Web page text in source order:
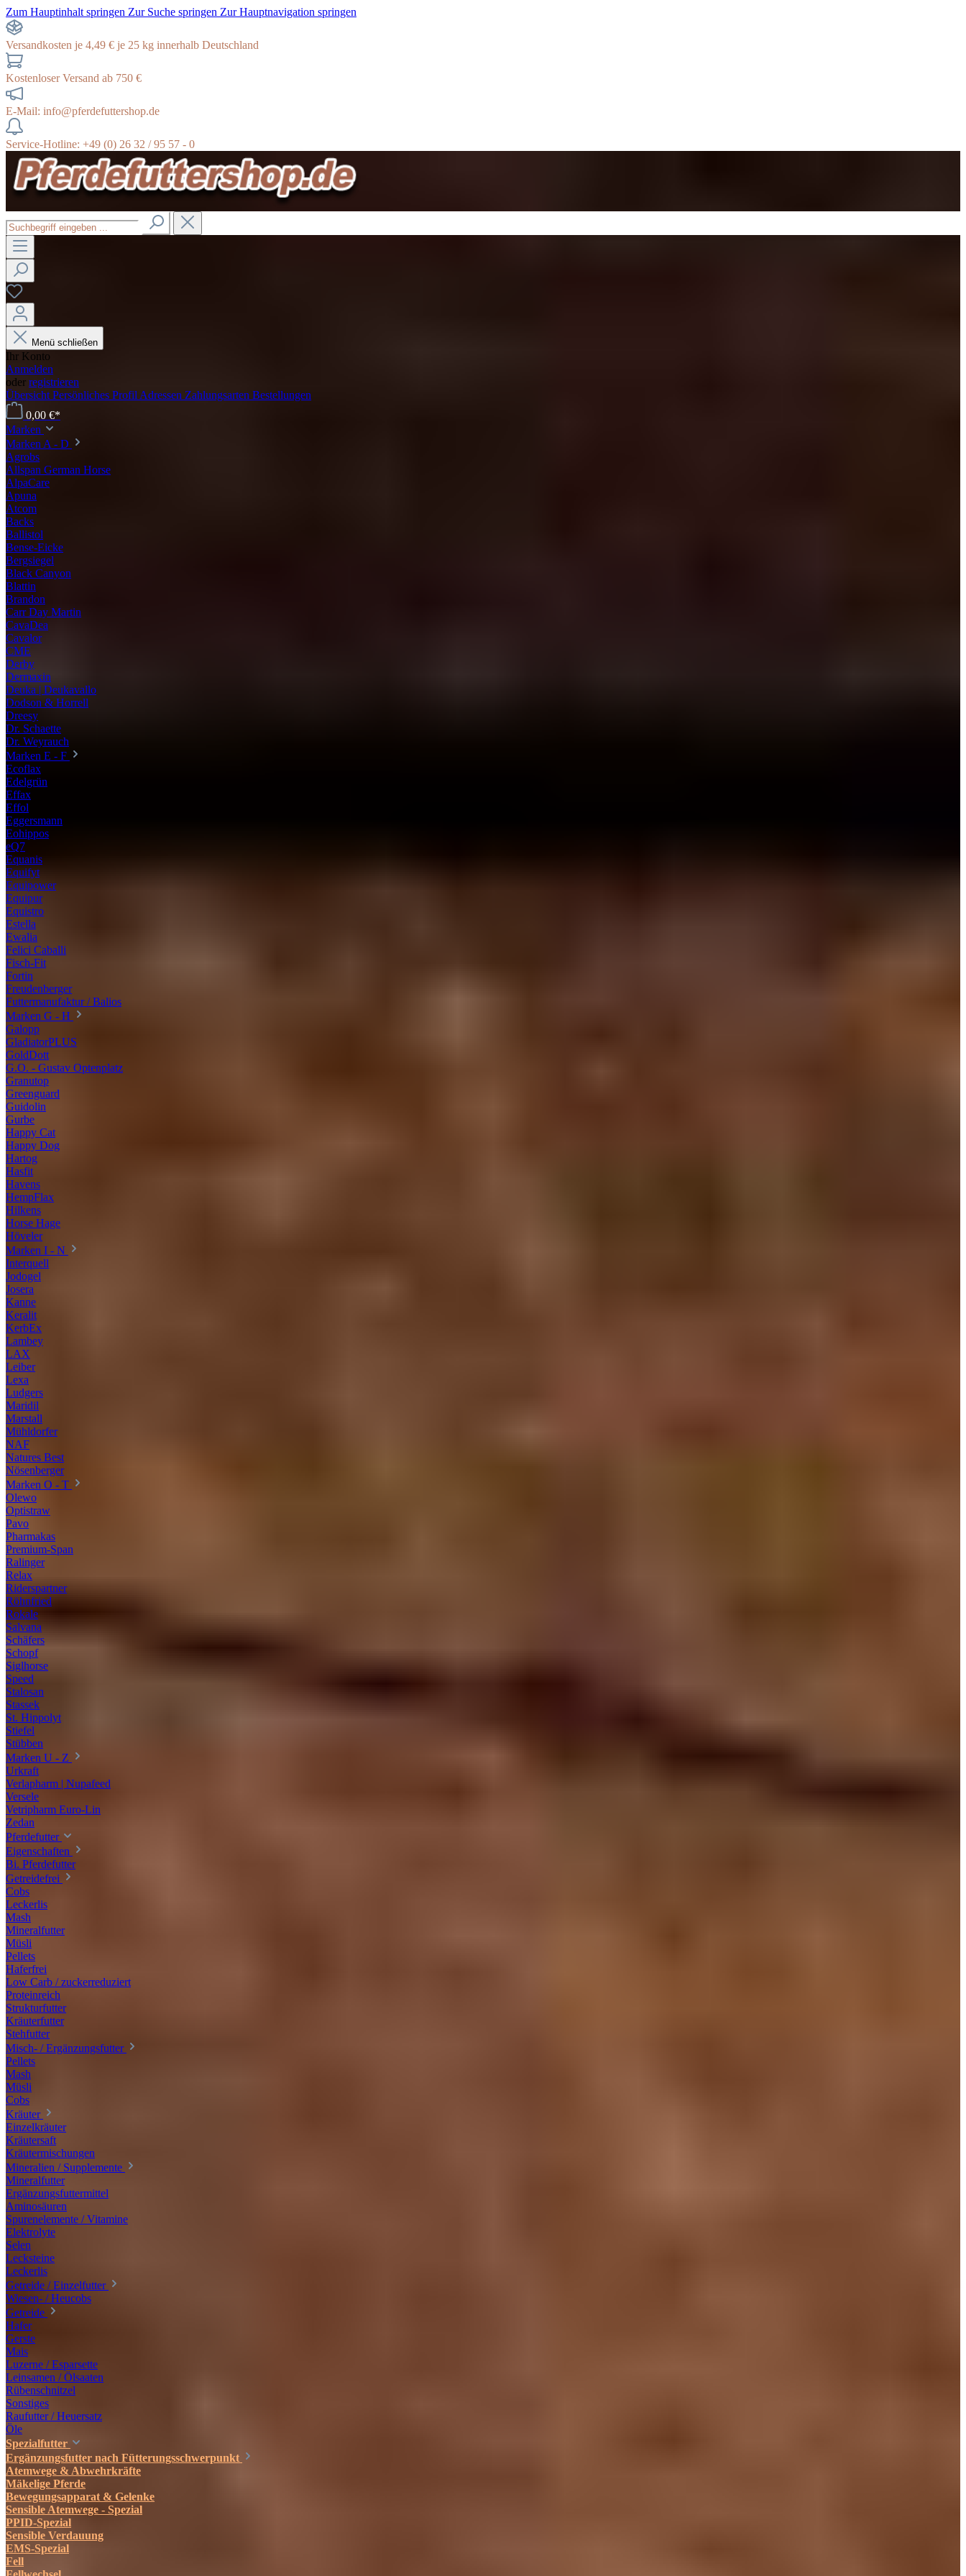
Zum Hauptinhalt springen Zur Suche springen Zur Hauptnavigation springen
Versandkosten je 4,49 € je 25 kg innerhalb Deutschland
Kostenloser Versand ab 750 €
E-Mail: info@pferdefuttershop.de
Service-Hotline: +49 (0) 26 32 / 95 57 - 0
Menü schließen
Ihr Konto
Anmelden
oder registrieren
Übersicht Persönliches Profil Adressen Zahlungsarten Bestellungen
0,00 €*
Marken
Marken A - D
Agrobs
Allspan German Horse
AlpaCare
Apuna
Atcom
Backs
Ballistol
Bense-Eicke
Bergsiegel
Black Canyon
Blattin
Brandon
Carr Day Martin
CavaDea
Cavalor
CME
Derby
Dermaxin
Deuka | Deukavallo
Dodson & Horrell
Dreesy
Dr. Schaette
Dr. Weyrauch
Marken E - F
Ecoflax
Edelgrün
Effax
Effol
Eggersmann
Eohippos
eQ7
Equanis
Equifyt
Equipower
Equipur
Equistro
Estella
Ewalia
Felici Caballi
Fisch-Fit
Fortin
Freudenberger
Futtermanufaktur / Balios
Marken G - H
Galopp
GladiatorPLUS
GoldDott
G.O. - Gustav Optenplatz
Granutop
Greenguard
Guidolin
Gurbe
Happy Cat
Happy Dog
Hartog
Hasfit
Havens
HempFlax
Hilkens
Horse Hage
Höveler
Marken I - N
Interquell
Jodogel
Josera
Kanne
Keralit
KerbEx
Lambey
LAX
Leiber
Lexa
Ludgers
Maridil
Marstall
Mühldorfer
NAF
Natures Best
Nösenberger
Marken O - T
Olewo
Optistraw
Pavo
Pharmakas
Premium-Span
Ralinger
Relax
Riderspartner
Röhnfried
Rokale
Salvana
Schäfers
Schopf
Siglhorse
Speed
Stalosan
Stassek
St. Hippolyt
Stiefel
Stübben
Marken U - Z
Urkraft
Verlapharm | Nupafeed
Versele
Vetripharm Euro-Lin
Zedan
Pferdefutter
Eigenschaften
Bi. Pferdefutter
Getreidefrei
Cobs
Leckerlis
Mash
Mineralfutter
Müsli
Pellets
Haferfrei
Low Carb / zuckerreduziert
Proteinreich
Strukturfutter
Kräuterfutter
Stehfutter
Misch- / Ergänzungsfutter
Pellets
Mash
Müsli
Cobs
Kräuter
Einzelkräuter
Kräutersaft
Kräutermischungen
Mineralien / Supplemente
Mineralfutter
Ergänzungsfuttermittel
Aminosäuren
Spurenelemente / Vitamine
Elektrolyte
Selen
Lecksteine
Leckerlis
Getreide / Einzelfutter
Wiesen- / Heucobs
Getreide
Hafer
Gerste
Mais
Luzerne / Esparsette
Leinsamen / Ölsaaten
Rübenschnitzel
Sonstiges
Raufutter / Heuersatz
Öle
Spezialfutter
Ergänzungsfutter nach Fütterungsschwerpunkt
Atemwege & Abwehrkräfte
Mäkelige Pferde
Bewegungsapparat & Gelenke
Sensible Atemwege - Spezial
PPID-Spezial
Sensible Verdauung
EMS-Spezial
Fell